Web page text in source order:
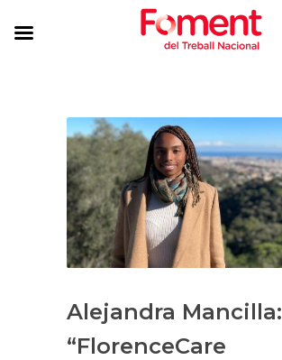
Alejandra Mancilla:
“FlorenceCare